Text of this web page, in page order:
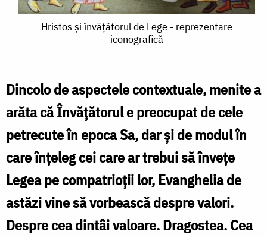
Hristos
de
Lege
-
reprezentare
iconografică
Hristos și învăţătorul de Lege - reprezentare
iconografică
Dincolo de aspectele contextuale, menite a
arăta că Învățătorul e preocupat de cele
petrecute în epoca Sa, dar și de modul în
care înțeleg cei care ar trebui să învețe
Legea pe compatrioții lor, Evanghelia de
astăzi vine să vorbească despre valori.
Despre cea dintâi valoare. Dragostea. Cea